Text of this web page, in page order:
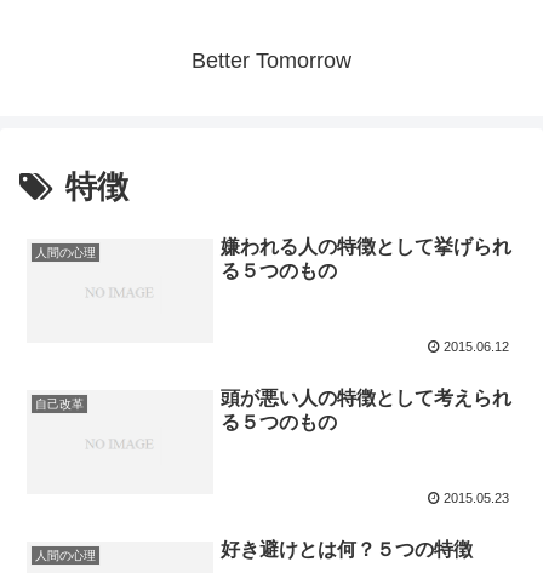
Better Tomorrow
特徴
人間の心理
嫌われる人の特徴として挙げられ
る５つのもの
2015.06.12
自己改革
頭が悪い人の特徴として考えられ
る５つのもの
2015.05.23
人間の心理 好き避けとは何？５つの特徴